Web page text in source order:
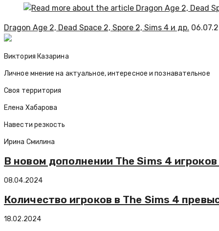
Dragon Age 2, Dead Space 2, Spore 2, Sims 4 и др.
Виктория Казарина
Личное мнение на актуальное, интересное и познавательное
Своя территория
Елена Хабарова
Навести резкость
Ирина Смилина
В новом дополнении The Sims 4
08.04.2024
Количество игроков в The Sims 4
18.02.2024